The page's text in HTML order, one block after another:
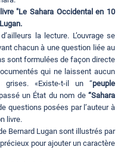
"Le Sahara Occidental en 10
la lecture. L’ouvrage se
chacun à une question liée au
sont formulées de façon directe
qui ne laissent aucun
«Existe-t-il un “peuple
un État du nom de“Sahara
questions posées par l’auteur à
livre.
Bernard Lugan sont illustrés par
pour ajouter un caractère